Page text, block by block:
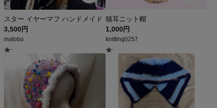
スター イヤーマフ ハンドメイド
3,500円
matobo
-
猫耳ニット帽
1,000円
knitting0257
-